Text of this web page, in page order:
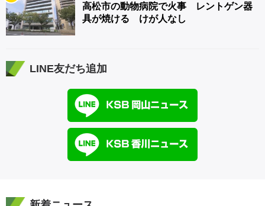
高松市の動物病院で火事 レントゲン器
具が焼ける けが人なし
LINE友だち追加